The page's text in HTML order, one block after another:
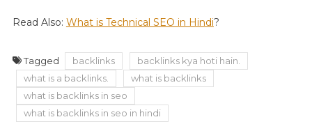
Read Also: What is Technical SEO in Hindi?
Tagged backlinks
backlinks kya hoti hain.
what is a backlinks.
what is backlinks
what is backlinks in seo
what is backlinks in seo in hindi